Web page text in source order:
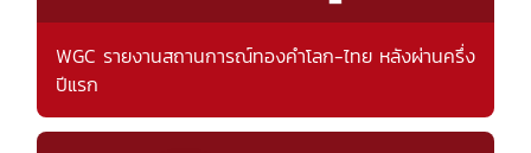
WGC รายงานสถานการณ์ทองคำโลก-ไทย หลังผ่านครึ่ง
ปีแรก